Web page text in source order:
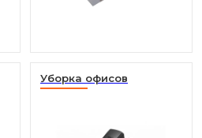
Уборка офисов